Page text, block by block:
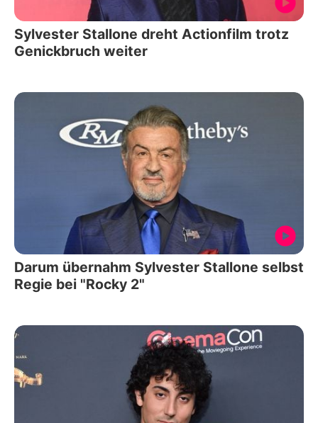
Sylvester Stallone dreht Actionfilm trotz
Genickbruch weiter
Darum übernahm Sylvester Stallone selbst
Regie bei "Rocky 2"